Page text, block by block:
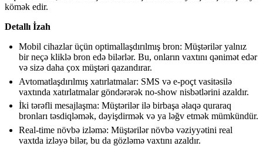
kömək edir.
Detallı İzah
Mobil cihazlar üçün optimallaşdırılmış bron: Müştərilər yalnız
bir neçə kliklə bron edə bilərlər. Bu, onların vaxtını qənimət edər
və sizə daha çox müştəri qazandırar.
Avtomatlaşdırılmış xatırlatmalar: SMS və e-poçt vasitəsilə
vaxtında xatırlatmalar göndərərək no-show nisbətlərini azaldır.
İki tərəfli mesajlaşma: Müştərilər ilə birbaşa əlaqə quraraq
bronları təsdiqləmək, dəyişdirmək və ya ləğv etmək mümkündür.
Real-time növbə izləmə: Müştərilər növbə vəziyyətini real
vaxtda izləyə bilər, bu da gözləmə vaxtını azaldır.